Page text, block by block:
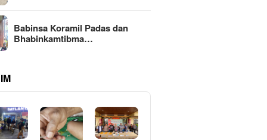
Babinsa Koramil Padas dan
Bhabinkamtibma…